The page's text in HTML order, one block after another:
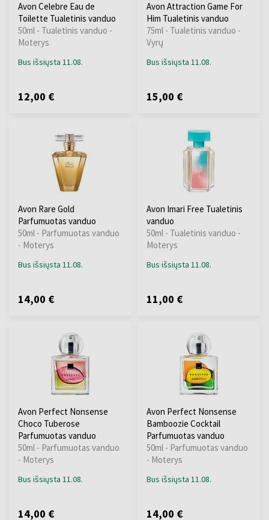
Avon Celebre Eau de
Toilette Tualetinis vanduo
50ml - Tualetinis vanduo -
Moterys
Bus išsiųsta 11.08.
12,00 €
Avon Attraction Game For
Him Tualetinis vanduo
75ml - Tualetinis vanduo -
Vyrų
Bus išsiųsta 11.08.
15,00 €
Avon Rare Gold
Parfumuotas vanduo
50ml - Parfumuotas vanduo
- Moterys
Bus išsiųsta 11.08.
14,00 €
Avon Imari Free Tualetinis
vanduo
50ml - Tualetinis vanduo -
Moterys
Bus išsiųsta 11.08.
11,00 €
Avon Perfect Nonsense
Choco Tuberose
Parfumuotas vanduo
50ml - Parfumuotas vanduo
- Moterys
Bus išsiųsta 11.08.
14,00 €
Avon Perfect Nonsense
Bamboozie Cocktail
Parfumuotas vanduo
50ml - Parfumuotas vanduo
- Moterys
Bus išsiųsta 11.08.
14,00 €